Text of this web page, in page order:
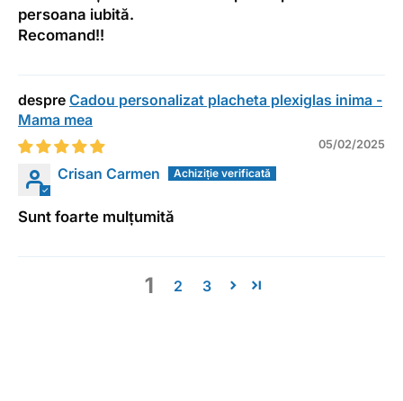
persoana iubită.
Recomand!!
Cadou personalizat placheta plexiglas inima -
Mama mea
05/02/2025
Crisan Carmen
Sunt foarte mulțumită
1 2 3